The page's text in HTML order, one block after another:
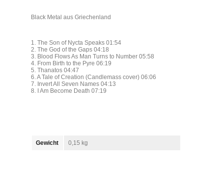
Black Metal aus Griechenland
1. The Son of Nycta Speaks 01:54
2. The God of the Gaps 04:18
3. Blood Flows As Man Turns to Number 05:58
4. From Birth to the Pyre 06:19
5. Thanatos 04:47
6. A Tale of Creation (Candlemass cover) 06:06
7. Invert All Seven Names 04:13
8. I Am Become Death 07:19
Gewicht 0,15 kg